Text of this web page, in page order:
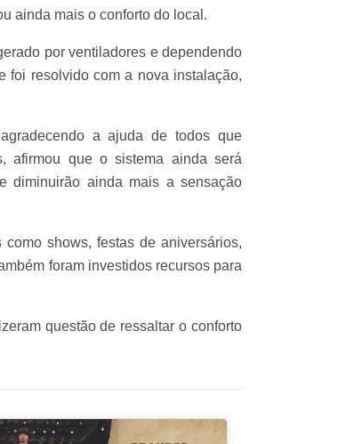
ainda mais o conforto do local.
por ventiladores e dependendo
foi resolvido com a nova instalação,
a ajuda de todos que
afirmou que o sistema ainda será
diminuirão ainda mais a sensação
shows, festas de aniversários,
foram investidos recursos para
questão de ressaltar o conforto